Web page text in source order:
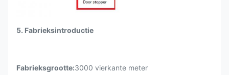
5. Fabrieksintroductie
Fabrieksgrootte:3000 vierkante meter